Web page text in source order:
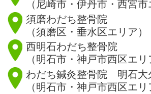
（尼崎市・伊丹市・西宮市
須磨わだち整骨院
（須磨区・垂水区エリア）
西明石わだち整骨院
（明石市・神戸市西区エリ
わだち鍼灸整骨院 明石大
（明石市・神戸市西区エリ